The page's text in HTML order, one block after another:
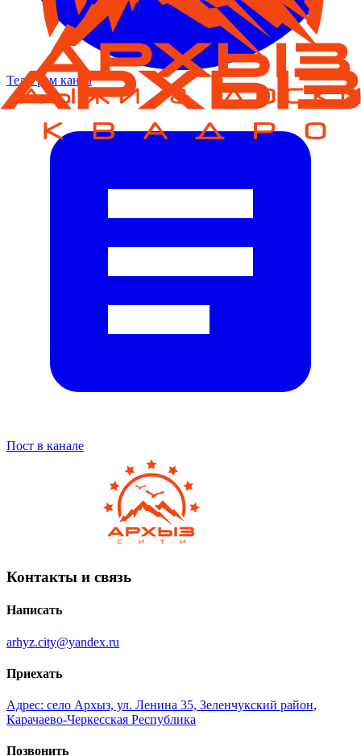
Телеграм канал
Пост в канале
Контакты и связь
Написать
arhyz.city@yandex.ru
Приехать
Адрес: село Архыз, ул. Ленина 35, Зеленчукский район,
Карачаево-Черкесская Республика
Позвонить